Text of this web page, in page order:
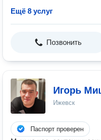
Ещё 8 услуг
Позвонить
Игорь
Ижевск
Паспорт проверен